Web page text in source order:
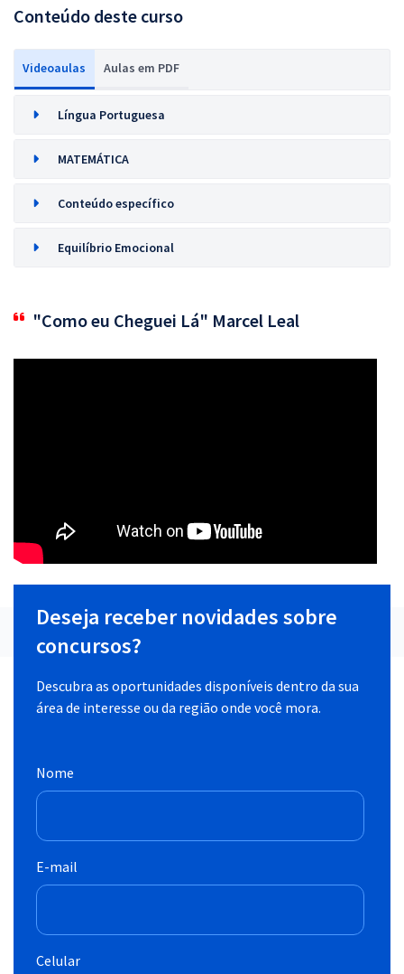
Conteúdo deste curso
Videoaulas Aulas em PDF
Língua Portuguesa
MATEMÁTICA
Conteúdo específico
Equilíbrio Emocional
"Como eu Cheguei Lá" Marcel Leal
Deseja receber novidades sobre
concursos?
Descubra as oportunidades disponíveis dentro da sua
área de interesse ou da região onde você mora.
Nome
E-mail
Celular